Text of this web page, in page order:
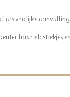
als vrolijke
haar elastiekjes